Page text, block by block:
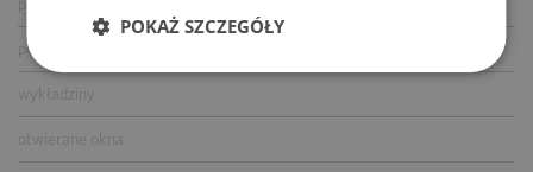
podwieszane sufity
wykładziny
POKAŻ SZCZEGÓŁY